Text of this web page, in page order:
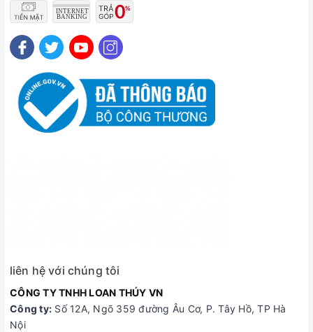
liên hệ với chúng tôi
CÔNG TY TNHH LOAN THÚY VN
Công ty: Số 12A, Ngõ 359 đường Âu Cơ, P. Tây Hồ, TP Hà
Nội